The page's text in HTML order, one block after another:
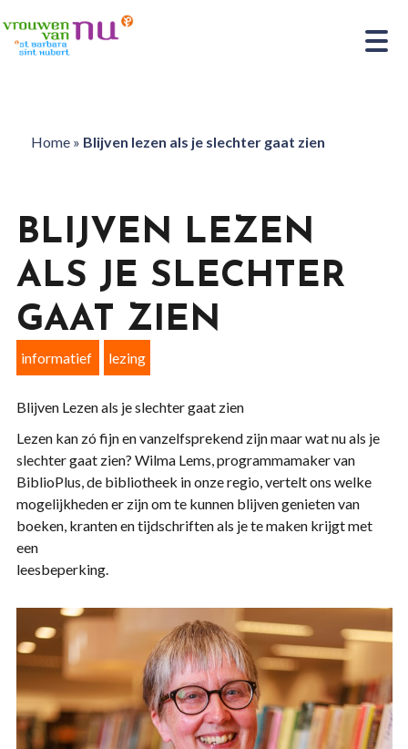
Home» Blijven lezen als je slechter gaat zien
BLIJVEN LEZEN
ALS JE SLECHTER
GAAT ZIEN
informatief lezing
Blijven Lezen als je slechter gaat zien
Lezen kan zó fijn en vanzelfsprekend zijn maar wat nu als je
slechter gaat zien? Wilma Lems, programmamaker van
BiblioPlus, de bibliotheek in onze regio, vertelt ons welke
mogelijkheden er zijn om te kunnen blijven genieten van
boeken, kranten en tijdschriften als je te maken krijgt met
een
leesbeperking.